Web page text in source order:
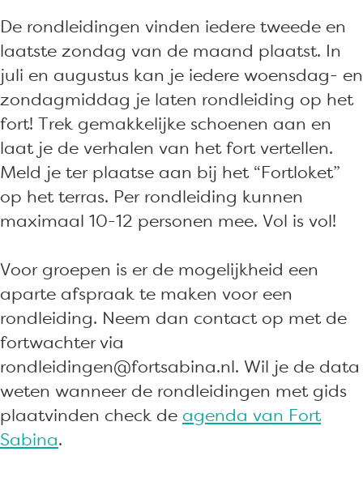
F
o
r
t
S
a
b
i
n
n
g
F
o
r
t
S
a
b
n
a
i
n
g
F
o
r
t
S
a
i
n
a
i
n
g
F
o
r
t
S
a
n
a
De rondleidingen vinden iedere tweede en
laatste zondag van de maand plaatst. In
juli en augustus kan je iedere woensdag- en
zondagmiddag je laten rondleiding op het
fort! Trek gemakkelijke schoenen aan en
laat je de verhalen van het fort vertellen.
Meld je ter plaatse aan bij het “Fortloket”
op het terras. Per rondleiding kunnen
maximaal 10-12 personen mee. Vol is vol!
Voor groepen is er de mogelijkheid een
aparte afspraak te maken voor een
rondleiding. Neem dan contact op met de
fortwachter via
rondleidingen@fortsabina.nl. Wil je de data
weten wanneer de rondleidingen met gids
plaatvinden check de agenda van Fort
Sabina.